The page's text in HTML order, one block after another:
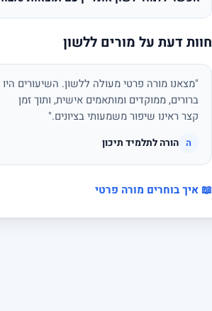
חוות דעת על מורים ללשון
"מצאנו מורה פרטי מעולה ללשון. השיעורים היו
ברורים, ממוקדים ומותאמים אישית, ותוך זמן
קצר ראינו שיפור משמעותי בציונים."
ה הורה לתלמיד תיכון
📖 איך בוחרים מורה פרטי